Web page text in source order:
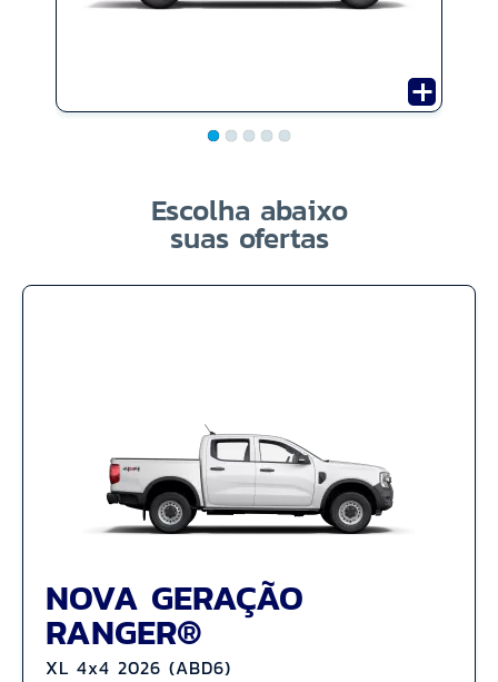
Escolha abaixo
suas ofertas
NOVA GERAÇÃO
RANGER®
XL 4x4 2026 (ABD6)